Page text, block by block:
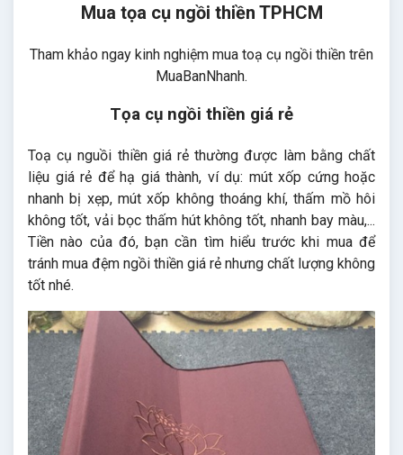
Mua tọa cụ ngồi thiền TPHCM
Tham khảo ngay kinh nghiệm mua toạ cụ ngồi thiền trên
MuaBanNhanh.
Tọa cụ ngồi thiền giá rẻ
Toạ cụ nguồi thiền giá rẻ thường được làm bằng chất
liệu giá rẻ để hạ giá thành, ví dụ: mút xốp cứng hoặc
nhanh bị xẹp, mút xốp không thoáng khí, thấm mồ hôi
không tốt, vải bọc thấm hút không tốt, nhanh bay màu,...
Tiền nào của đó, bạn cần tìm hiểu trước khi mua để
tránh mua đệm ngồi thiền giá rẻ nhưng chất lượng không
tốt nhé.